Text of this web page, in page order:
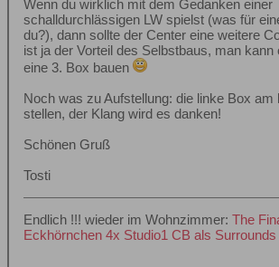
Wenn du wirklich mit dem Gedanken einer
schalldurchlässigen LW spielst (was für
du?), dann sollte der Center eine weitere
ist ja der Vorteil des Selbstbaus, man kann
eine 3. Box bauen
Noch was zu Aufstellung: die linke Box am
stellen, der Klang wird es danken!
Schönen Gruß
Tosti
Endlich !!! wieder im Wohnzimmer: The
Eckhörnchen 4x Studio1 CB als Surrounds